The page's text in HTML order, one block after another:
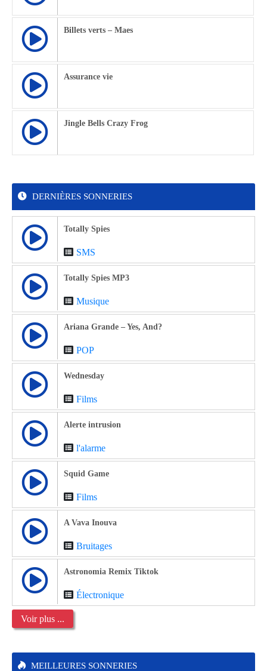
Billets verts – Maes
Assurance vie
Jingle Bells Crazy Frog
DERNIÈRES SONNERIES
Totally Spies
SMS
Totally Spies MP3
Musique
Ariana Grande – Yes, And?
POP
Wednesday
Films
Alerte intrusion
l'alarme
Squid Game
Films
A Vava Inouva
Bruitages
Astronomia Remix Tiktok
Électronique
Voir plus ...
MEILLEURES SONNERIES